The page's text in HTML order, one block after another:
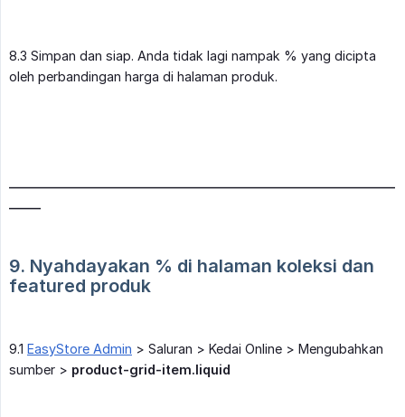
8.3 Simpan dan siap. Anda tidak lagi nampak % yang dicipta
oleh perbandingan harga di halaman produk.
9. Nyahdayakan % di halaman koleksi dan
featured produk
9.1 EasyStore Admin > Saluran > Kedai Online > Mengubahkan
sumber > product-grid-item.liquid